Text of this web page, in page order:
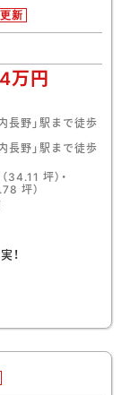
更新
万円
長野」駅まで徒歩
長野」駅まで徒歩
（34.11 坪）・
坪）
！